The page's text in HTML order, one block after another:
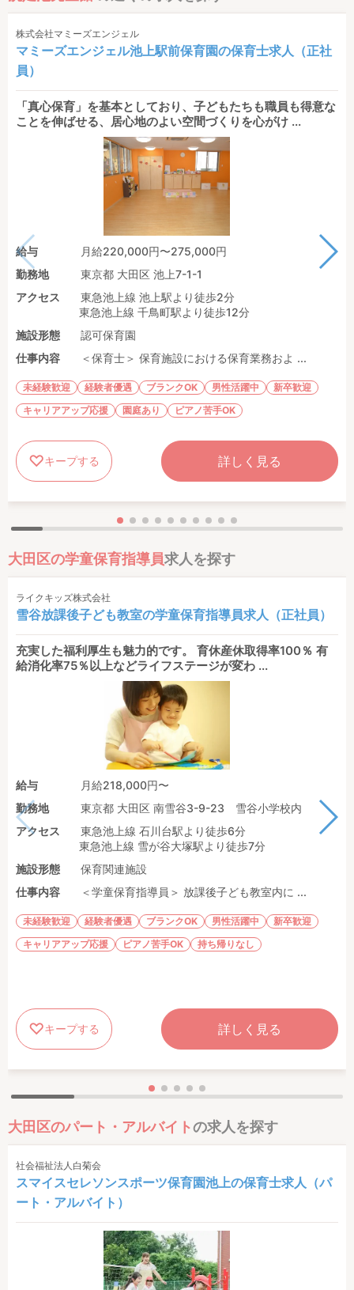
株式会社マミーズエンジェル
マミーズエンジェル池上駅前保育園の保育士求人（正社
員）
「真心保育」を基本としており、子どもたちも職員も得意な
ことを伸ばせる、居心地のよい空間づくりを心がけ ...
給与
月給220,000円〜275,000円
勤務地
東京都 大田区 池上7-1-1
アクセス
東急池上線 池上駅より徒歩2分
東急池上線 千鳥町駅より徒歩12分
施設形態
認可保育園
仕事内容
＜保育士＞ 保育施設における保育業務およ ...
未経験歓迎 経験者優遇 ブランクOK 男性活躍中
新卒歓迎
キャリアアップ応援
園庭あり ピアノ苦手OK
キープする 詳しく見る
大田区の学童保育指導員求人を探す
ライクキッズ株式会社
雪谷放課後子ども教室の学童保育指導員求人（正社員）
充実した福利厚生も魅力的です。 育休産休取得率100％ 有
給消化率75％以上などライフステージが変わ ...
給与
月給218,000円〜
勤務地
東京都 大田区 南雪谷3-9-23 雪谷小学校内
アクセス
東急池上線 石川台駅より徒歩6分
東急池上線 雪が谷大塚駅より徒歩7分
施設形態
保育関連施設
仕事内容
＜学童保育指導員＞ 放課後子ども教室内に ...
未経験歓迎 経験者優遇 ブランクOK 男性活躍中
新卒歓迎
キャリアアップ応援
ピアノ苦手OK 持ち帰りなし
キープする 詳しく見る
大田区のパート・アルバイトの求人を探す
社会福祉法人白菊会
スマイスセレソンスポーツ保育園池上の保育士求人（パ
ート・アルバイト）